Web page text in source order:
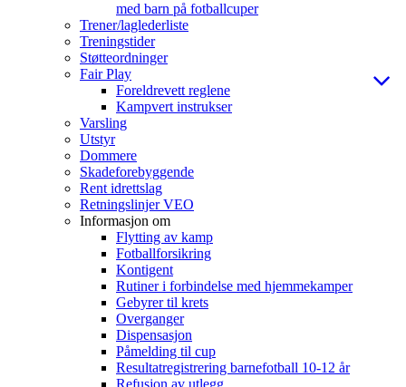
med barn på fotballcuper
Trener/laglederliste
Treningstider
Støtteordninger
Fair Play
Foreldrevett reglene
Kampvert instrukser
Varsling
Utstyr
Dommere
Skadeforebyggende
Rent idrettslag
Retningslinjer VEO
Informasjon om
Flytting av kamp
Fotballforsikring
Kontigent
Rutiner i forbindelse med hjemmekamper
Gebyrer til krets
Overganger
Dispensasjon
Påmelding til cup
Resultatregistrering barnefotball 10-12 år
Refusjon av utlegg